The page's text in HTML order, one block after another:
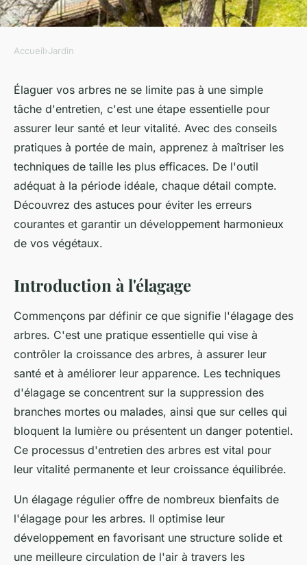
Élagage : conseils pratiques
pour entretenir vos arbres
sébastienne •28 février 2025• 4 min de lecture
Accueil›Jardin
Élaguer vos arbres ne se limite pas à une simple
tâche d'entretien, c'est une étape essentielle pour
assurer leur santé et leur vitalité. Avec des conseils
pratiques à portée de main, apprenez à maîtriser les
techniques de taille les plus efficaces. De l'outil
adéquat à la période idéale, chaque détail compte.
Découvrez des astuces pour éviter les erreurs
courantes et garantir un développement harmonieux
de vos végétaux.
Introduction à l'élagage
Commençons par définir ce que signifie l'élagage des
arbres. C'est une pratique essentielle qui vise à
contrôler la croissance des arbres, à assurer leur
santé et à améliorer leur apparence. Les techniques
d'élagage se concentrent sur la suppression des
branches mortes ou malades, ainsi que sur celles qui
bloquent la lumière ou présentent un danger potentiel.
Ce processus d'entretien des arbres est vital pour
leur vitalité permanente et leur croissance équilibrée.
Un élagage régulier offre de nombreux bienfaits de
l'élagage pour les arbres. Il optimise leur
développement en favorisant une structure solide et
une meilleure circulation de l'air à travers les